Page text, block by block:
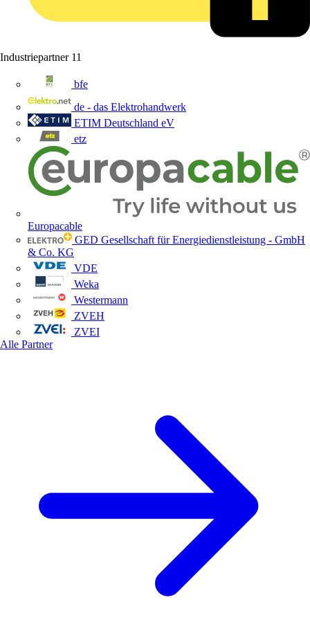
Industriepartner 11
bfe
de - das Elektrohandwerk
ETIM Deutschland eV
etz
Europacable
GED Gesellschaft für Energiedienstleistung - GmbH
& Co. KG
VDE
Weka
Westermann
ZVEH
ZVEI
Alle Partner